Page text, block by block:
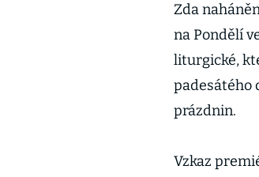
Zda
na Pondělí
liturgické,
padesátého
prázdnin.
Vzkaz